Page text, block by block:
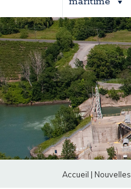
Accueil | Nouvelles